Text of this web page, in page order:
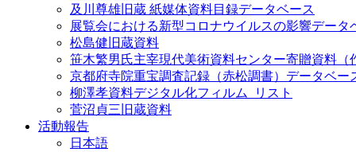
及川尊雄旧蔵 紙媒体資料目録データベース
展覧会における新型コロナウイルスの影響データ
松島健旧蔵資料
笹木繁男氏主宰現代美術資料センター寄贈資料（
京都府寺院重宝調査記録（赤松調書）データベー
柳澤孝資料デジタル化フィルム_リスト
菅沼貞三旧蔵資料
活動報告
日本語